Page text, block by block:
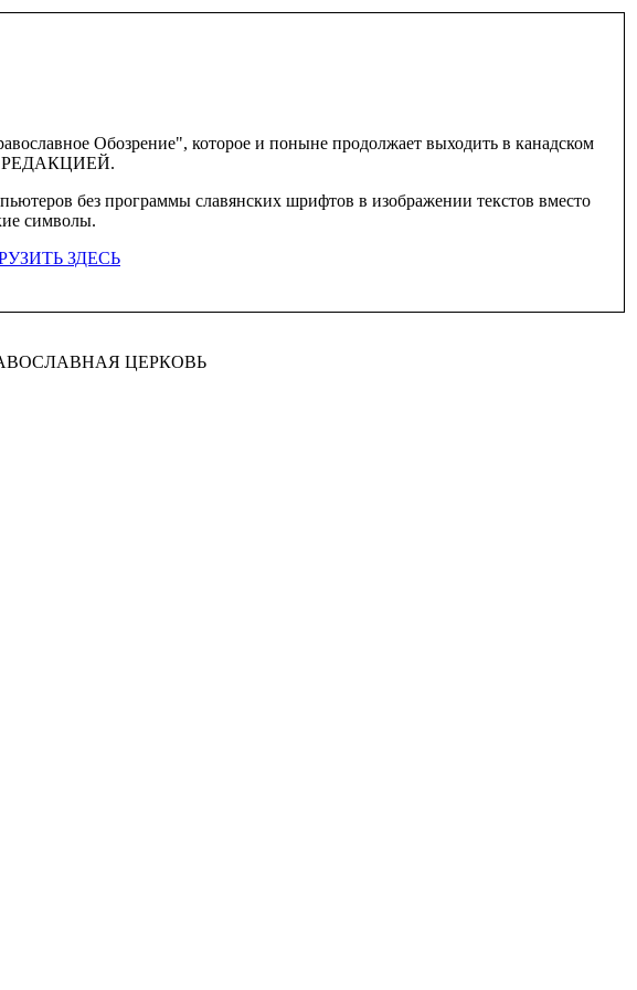
Обозрение", которое и поныне продолжает выходить в канадском
РЕДАКЦИЕЙ.
без программы славянских шрифтов в изображении текстов вместо
символы.
ЗДЕСЬ
ЦЕРКОВЬ